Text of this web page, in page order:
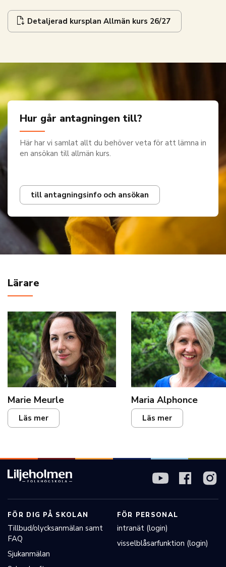
Detaljerad kursplan Allmän kurs 26/27
Hur går antagningen till?
Här har vi samlat allt du behöver veta för att lämna in
en ansökan till allmän kurs.
till antagningsinfo och ansökan
Lärare
Marie Meurle
Läs mer
Maria Alphonce
Läs mer
FÖR DIG PÅ SKOLAN
Tillbud/olycksanmälan samt
FAQ
Sjukanmälan
FÖR PERSONAL
intranät (login)
visselblåsarfunktion (login)